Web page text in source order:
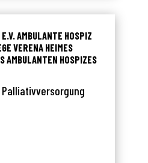
AMBULANTE HOSPIZ
VERENA HEIMES
AMBULANTEN HOSPIZES